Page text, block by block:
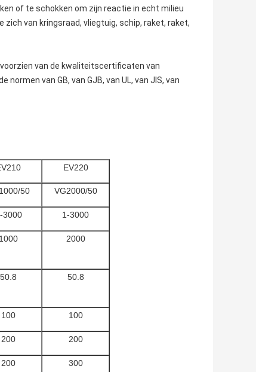
of te schokken om zijn reactie in echt milieu
van kringsraad, vliegtuig, schip, raket, raket,
van de kwaliteitscertificaten van
van GB, van GJB, van UL, van JIS, van
EV220
50 VG2000/50
3000 1-3000
1000 2000
50.8 50.8
100 100
200 200
200 300